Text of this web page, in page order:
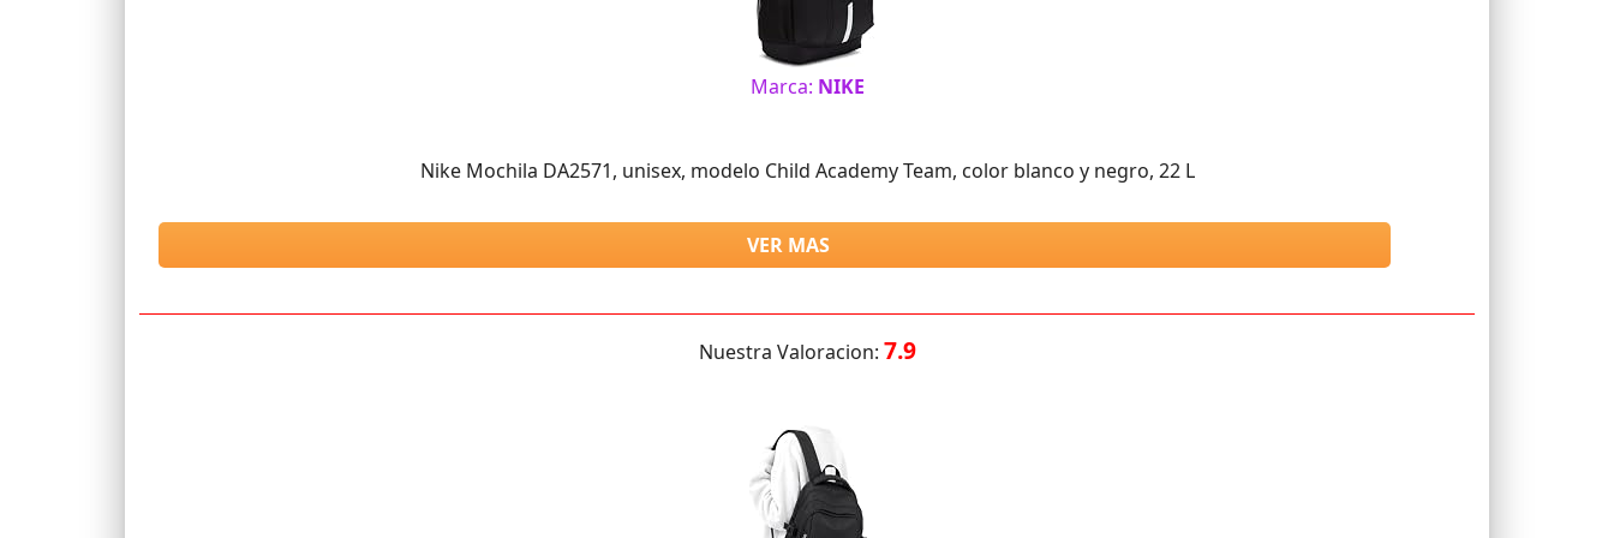
Marca: NIKE
Nike Mochila DA2571, unisex, modelo Child Academy Team, color blanco y negro, 22 L
VER MAS
Nuestra Valoracion: 7.9